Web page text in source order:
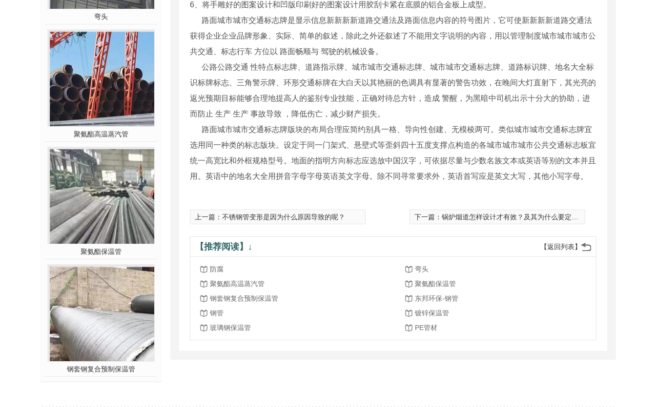
弯头
聚氨酯高温蒸汽管
聚氨酯保温管
钢套钢复合预制保温管
6、将手雕好的图案设计和凹版印刷好的图案设计用胶刮卡紧在底膜的铝合金板上成型。
路面城市城市交通标志牌是显示信息新新新新道路交通法及路面信息内容的符号图片，它可使新新新新道路交通法
获得企业企业品牌形象、实际、简单的叙述，除此之外还叙述了不能用文字说明的內容，用以管理制度城市城市城市公
共交通、标志行车 方位以 路面畅顺与 驾驶的机械设备。
公路公路交通 性特点标志牌、道路指示牌、城市城市交通标志牌、城市城市交通标志牌、道路标识牌、地名大全标
识标牌标志、三角警示牌、环形交通标牌在大白天以其艳丽的色调具有显著的警告功效，在晚间大灯直射下，其光亮的
返光预期目标能够合理地提高人的鉴别专业技能，正确对待总方针，造成 警醒，为黑暗中司机出示十分大的协助，进
而防止 生产 生产 事故导致 ，降低伤亡，减少财产损失。
路面城市城市交通标志牌版块的布局合理应简约别具一格、导向性创建、无模棱两可。类似城市城市交通标志牌宜
选用同一种类的标志版块。设定于同一门架式、悬壁式等歪斜四十五度支撑点构造的各城市城市城市公共交通标志板宜
统一高宽比和外框规格型号。地面的指明方向标志应选放中国汉字，可依据尽量与少数名族文本或英语等别的文本并且
用。英语中的地名大全用拼音字母字母英语英文字母。除不同寻常要求外，英语首写应是英文大写，其他小写字母。
上一篇： 不锈钢管变形是因为什么原因导致的呢？ 下一篇： 锅炉烟道怎样设计才有效？及其为什么要定期清除烟道管道？看一下这篇文章
【返回列表】
【推荐阅读】↓
防腐
弯头
聚氨酯高温蒸汽管
聚氨酯保温管
钢套钢复合预制保温管
东邦环保-钢管
钢管
镀锌保温管
玻璃钢保温管
PE管材